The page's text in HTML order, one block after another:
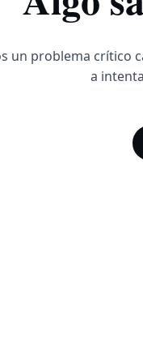
un problema crítico
a